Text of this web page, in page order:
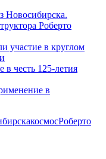
Новосибирска.
Роберто
участие в круглом
честь 125-летия
в
космосРоберто